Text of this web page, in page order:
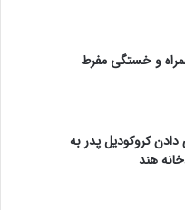
و خستگی مفرط
کروکودیل پدر به
هند